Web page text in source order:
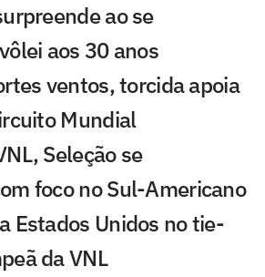
ao se
aos 30 anos
ventos, torcida apoia
Mundial
Seleção se
foco no Sul-Americano
Estados Unidos no tie-
da VNL